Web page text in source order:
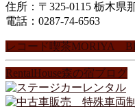
住所：〒325-0115 栃木県
電話：0287-74-6563
レコード喫茶MORIYA
RentalHouse森の宿ブログ